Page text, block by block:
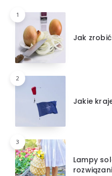
1
Jak
2
Jakie
3
Lampy